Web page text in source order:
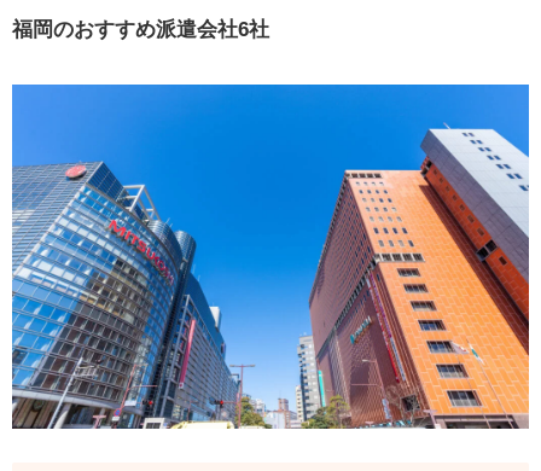
リクルートスタッフィング
テンプスタッフ
福岡で単発派遣が得意な派遣会社3社
サンレディース（ゴーゴーバイト.com）
ログロール
ネクストレベル
福岡の女性におすすめの派遣会社2社
ビジネスリファイン
福岡のおすすめ派遣会社6社